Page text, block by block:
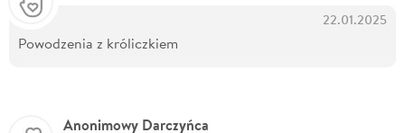
22.01.2025
Powodzenia z króliczkiem
Anonimowy Darczyńca